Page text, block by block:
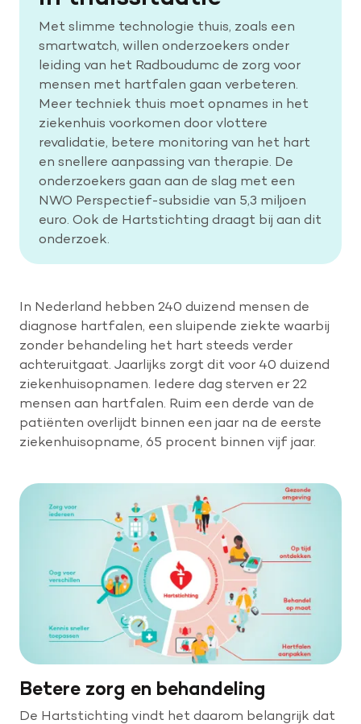
Help mee met tijd
Leven met
Wetenschappelijk onderzoek
Doneer
Met slimme technologie thuis, zoals een
smartwatch, willen onderzoekers onder
leiding van het Radboudumc de zorg voor
mensen met hartfalen gaan verbeteren.
Meer techniek thuis moet opnames in het
ziekenhuis voorkomen door vlottere
revalidatie, betere monitoring van het hart
en snellere aanpassing van therapie. De
onderzoekers gaan aan de slag met een
NWO Perspectief-subsidie van 5,3 miljoen
euro. Ook de Hartstichting draagt bij aan dit
onderzoek.
In Nederland hebben 240 duizend mensen de
diagnose hartfalen, een sluipende ziekte waarbij
zonder behandeling het hart steeds verder
achteruitgaat. Jaarlijks zorgt dit voor 40 duizend
ziekenhuisopnamen. Iedere dag sterven er 22
mensen aan hartfalen. Ruim een derde van de
patiënten overlijdt binnen een jaar na de eerste
ziekenhuisopname, 65 procent binnen vijf jaar.
Betere zorg en behandeling
De Hartstichting vindt het daarom belangrijk dat